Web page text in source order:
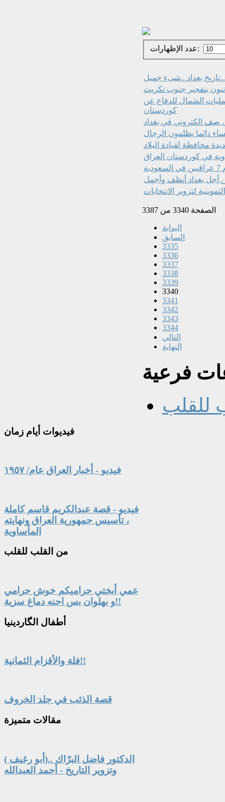
عدد الإظهارات:
بغداد‏ ..شىء جميل
الشمال للدفاع عن
كوردستان
صف ‏الكتروني في بغداد
دائما يظلمون الرجال
محافظة لقيادة البلاد
في كوردستان العراق
أجل بغداد أنظف وأجمل
لتزوير الانتخابات
الصفحة 3340 من 3387
البداية
السابق
3335
3336
3337
3338
3339
3340
3341
3342
3343
3344
التالي
النهاية
فرعية
للقلب
فيديوات أيام زمان
فيديو - أخبار العراق عام/ ١٩٥٧
فيديو - قصة عبدالكريم قاسم كاملة
، تأسيس جمهورية العراق ونهايته
المأساوية
من القلب للقلب
عمي أبختي حراميكم خوش حرامي
و بهلوان بس احنه دماغ سزية!!
أطفال الگاردينيا
فلة والأقزام الثمانية!!
قصة الذئب في جلد الخروف
مقالات متميزة
الدكتور فاضل البرّاك ..(أبو رغيف )
وتزوير التاريخ - أحمد العبدالله